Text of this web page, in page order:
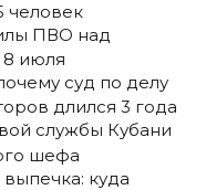
человек
ПВО над
июля
суд по делу
длился 3 года
службы Кубани
шефа
куда